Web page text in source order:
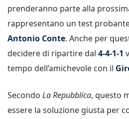
prenderanno parte alla
rappresentano un test
Antonio Conte. Anche per
decidere di ripartire dal 4-4-1-1
tempo dell’amichevole con il
Secondo La Repubblica, questo
essere la soluzione giusta per